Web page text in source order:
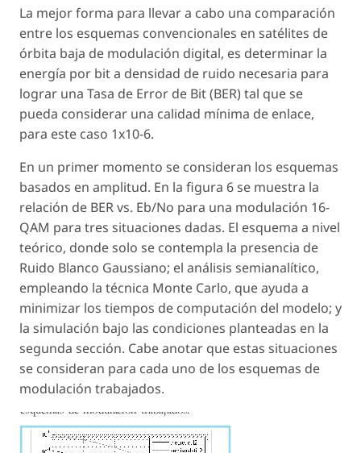
La mejor forma para llevar a cabo una comparación
entre los esquemas convencionales en satélites de
órbita baja de modulación digital, es determinar la
energía por bit a densidad de ruido necesaria para
lograr una Tasa de Error de Bit (BER) tal que se
pueda considerar una calidad mínima de enlace,
para este caso 1x10-6.
En un primer momento se consideran los esquemas
basados en amplitud. En la figura 6 se muestra la
relación de BER vs. Eb/No para una modulación 16-
QAM para tres situaciones dadas. El esquema a nivel
teórico, donde solo se contempla la presencia de
Ruido Blanco Gaussiano; el análisis semianalítico,
empleando la técnica Monte Carlo, que ayuda a
minimizar los tiempos de computación del modelo; y
la simulación bajo las condiciones planteadas en la
segunda sección. Cabe anotar que estas situaciones
se consideran para cada uno de los esquemas de
modulación trabajados.